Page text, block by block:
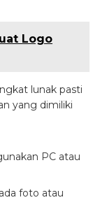
Logo
lunak pasti
yang dimiliki
PC atau
foto atau